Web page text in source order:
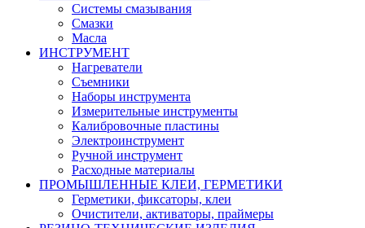
Системы смазывания
Смазки
Масла
ИНСТРУМЕНТ
Нагреватели
Съемники
Наборы инструмента
Измерительные инструменты
Калибровочные пластины
Электроинструмент
Ручной инструмент
Расходные материалы
ПРОМЫШЛЕННЫЕ КЛЕИ, ГЕРМЕТИКИ
Герметики, фиксаторы, клеи
Очистители, активаторы, праймеры